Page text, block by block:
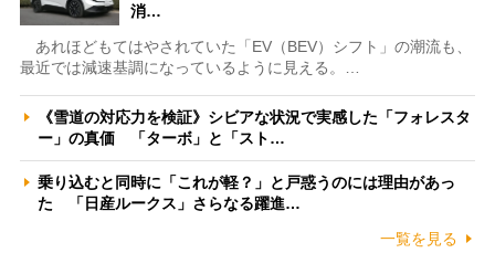
消…
あれほどもてはやされていた「EV（BEV）シフト」の潮流も、
最近では減速基調になっているように見える。…
《雪道の対応力を検証》シビアな状況で実感した「フォレスタ
ー」の真価 「ターボ」と「スト…
乗り込むと同時に「これが軽？」と戸惑うのには理由があっ
た 「日産ルークス」さらなる躍進…
一覧を見る